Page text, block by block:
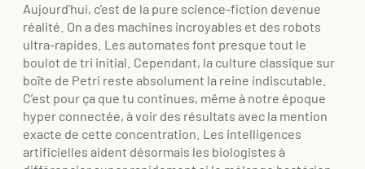
Aujourd’hui, c’est de la pure science-fiction devenue
réalité. On a des machines incroyables et des robots
ultra-rapides. Les automates font presque tout le
boulot de tri initial. Cependant, la culture classique sur
boîte de Petri reste absolument la reine indiscutable.
C’est pour ça que tu continues, même à notre époque
hyper connectée, à voir des résultats avec la mention
exacte de cette concentration. Les intelligences
artificielles aident désormais les biologistes à